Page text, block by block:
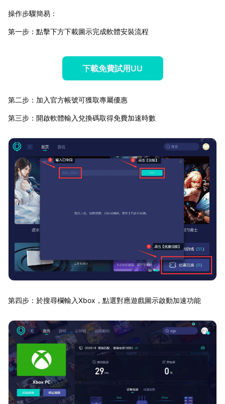
操作步驟簡易：
第一步：點擊下方下載圖示完成軟體安裝流程
下載免費試用UU
第二步：加入官方帳號可獲取專屬優惠
第三步：開啟軟體輸入兌換碼取得免費加速時數
第四步：於搜尋欄輸入Xbox，點選對應遊戲圖示啟動加速功能